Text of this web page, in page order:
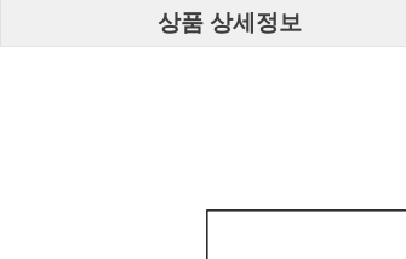
상품 상세정보